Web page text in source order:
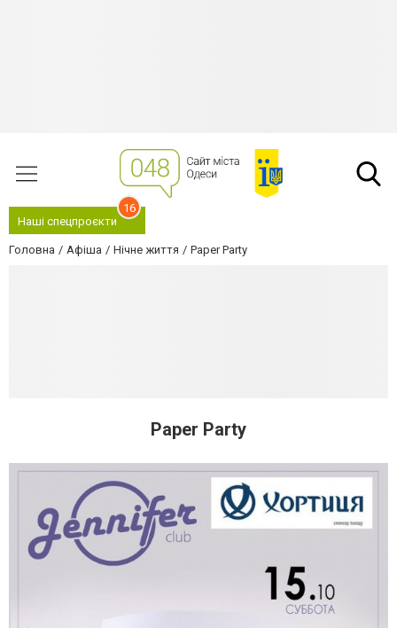
Наші спецпроєкти
16
Головна Афіша Нічне життя Paper Party
Paper Party